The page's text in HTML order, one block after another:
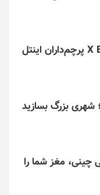
تراشه اسنپدراگون X Elite پرچم‌داران اینتل
چینی، مغز شما را